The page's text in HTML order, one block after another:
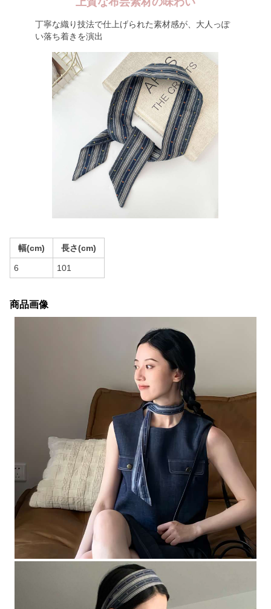
丁寧な織り技法で仕上げられた素材感が、大人っぽ
い落ち着きを演出
幅(cm) 長さ(cm)
6 101
商品画像